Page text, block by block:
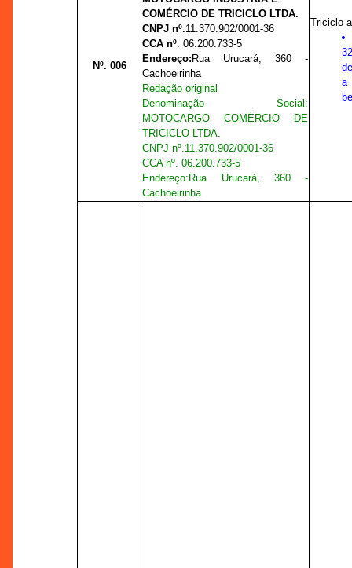
Nº. 006
COMÉRCIO DE TRICICLO LTDA.
CNPJ nº.11.370.902/0001-36
CCA nº. 06.200.733-5
Endereço: Rua Urucará, 360 -
Cachoeirinha
Redação original
Denominação Social:
MOTOCARGO COMÉRCIO DE
TRICICLO LTDA.
CNPJ nº.11.370.902/0001-36
CCA nº. 06.200.733-5
Endereço: Rua Urucará, 360 -
Cachoeirinha
Triciclo
a